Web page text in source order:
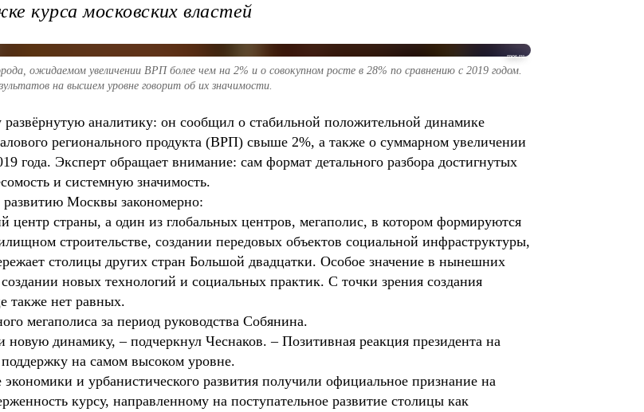
курса московских властей
mos.ru
ожидаемом увеличении ВРП более чем на 2% и о совокупном росте в 28% по сравнению с 2019 годом.
на высшем уровне говорит об их значимости.
аналитику: он сообщил о стабильной положительной динамике
регионального продукта (ВРП) свыше 2%, а также о суммарном увеличении
года. Эксперт обращает внимание: сам формат детального разбора достигнутых
и системную значимость.
Москвы закономерно:
центр страны, а один из глобальных центров, мегаполис, в котором формируются
строительстве, создании передовых объектов социальной инфраструктуры,
столицы других стран Большой двадцатки. Особое значение в нынешних
новых технологий и социальных практик. С точки зрения создания
также нет равных.
мегаполиса за период руководства Собянина.
динамику, – подчеркнул Чеснаков. – Позитивная реакция президента на
на самом высоком уровне.
и урбанистического развития получили официальное признание на
курсу, направленному на поступательное развитие столицы как